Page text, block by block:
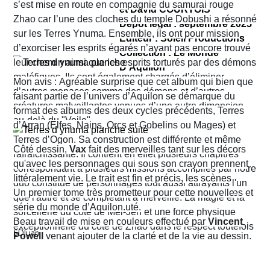
libertés individuelles bafouées, les victimes réduites au
silence et la moindre vérité aussitôt jugée subversive.
Contrapaso est un polar dense, nerveux, très documenté
où l’intime croise le politique. Lenoir, plus idéaliste que
jamais, et Sanz, toujours tiraillé entre prudence et colère,
forment un duo profondément humain et vont peu à peu
être rattrapés par les secrets et les traumatismes du
passé.
Riche, fin et expressif, le dessin deTeresa Valerosert
admirablement ce climat d’étouffement. Sa gestion de la
lumière et des ombres, des intérieurs oppressants et des
visages tendus, tout contribue à donner au récit une
tension presque palpable. Le style est très
cinématographique comme pour souligner l’évocation
même du cinéma espagnol tout au long du récit.
et David COURTOIS
Dépot légal : septembre 2025
Editeur : Soleil Productions
Collection : Le Monde
D'Aquilon
Grand format
EAN/ISBN : 978-2-302-10559-1
Nombre de pages : 72
s’est mise en route en compagnie du samurai rouge
Zhao car l’une des cloches du temple Dobushi a résonné
sur les Terres Ynuma. Ensemble, ils ont pour mission
d’exorciser les esprits égarés n’ayant pas encore trouvé
leur chemin ainsi que les esprits torturés par des démons
maléfiques. Ils sont également chargés d’éliminer
d’autres menaces comme des démons et d’autres
créatures malveillantes venues d’une autre dimension
au-delà du"Voile".
Mon avis : Agréable surprise que cet album qui bien que
faisant partie de l’univers d’Aquilon se démarque du
format des albums des deux cycles précédents, Terres
d’Arran (Elfes, Nains, Orcs et Gobelins ou Mages) et
Terres d’Ogon. Sa construction est différente et même
rafraîchissante. Il contient en effet plusieurs chapitres
correspondant à plusieurs missions accomplies par notre
duo constitué de personnages tout aussi attrayants l'un
que l'autre et se complétant à merveille. La magie et la
sorcellerie du côté de Mei-Jen et une force physique
exceptionnelle du côté de Zhao dans le respect toutefois
des codes du Samurai. Ce premier tome nous en
Côté dessin, Vax fait des merveilles tant sur les décors
qu'avec les personnages qui sous son crayon prennent
littéralement vie. Le trait est fin et précis, les scènes
d'action et créatures en tous genres impressionnantes et
les paysages de toute beauté.
Beau travail de mise en couleurs effectué par Vincent
Powell
venant ajouter de la clarté et de la vie au dessin.
Un premier tome très prometteur pour cette nouvelle
série du monde d’Aquilon.
SDJuan